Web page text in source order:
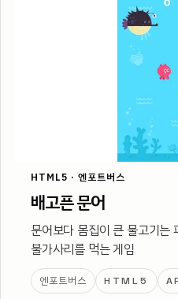
HTML5 · 엔포트버스
배고픈 문어
문어보다 몸집이 큰 물고기는
불가사리를 먹는 게임
엔포트버스 HTML5